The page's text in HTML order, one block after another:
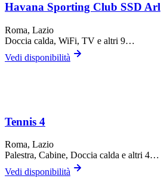
Havana Sporting Club SSD Arl
Roma, Lazio
Doccia calda, WiFi, TV e altri 9…
Vedi disponibilità
Tennis 4
Roma, Lazio
Palestra, Cabine, Doccia calda e altri 4…
Vedi disponibilità